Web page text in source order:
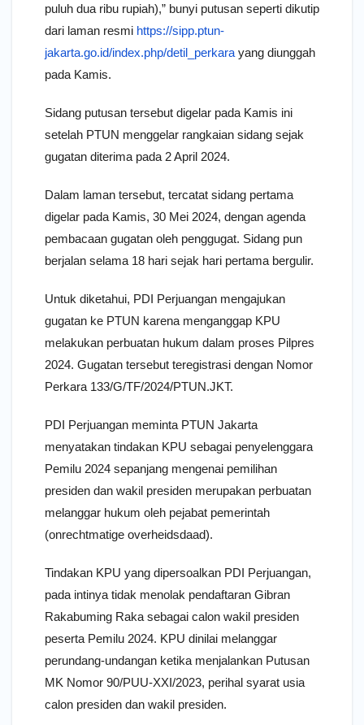
puluh dua ribu rupiah),” bunyi putusan seperti dikutip
dari laman resmi https://sipp.ptun-
jakarta.go.id/index.php/detil_perkara yang diunggah
pada Kamis.
Sidang putusan tersebut digelar pada Kamis ini
setelah PTUN menggelar rangkaian sidang sejak
gugatan diterima pada 2 April 2024.
Dalam laman tersebut, tercatat sidang pertama
digelar pada Kamis, 30 Mei 2024, dengan agenda
pembacaan gugatan oleh penggugat. Sidang pun
berjalan selama 18 hari sejak hari pertama bergulir.
Untuk diketahui, PDI Perjuangan mengajukan
gugatan ke PTUN karena menganggap KPU
melakukan perbuatan hukum dalam proses Pilpres
2024. Gugatan tersebut teregistrasi dengan Nomor
Perkara 133/G/TF/2024/PTUN.JKT.
PDI Perjuangan meminta PTUN Jakarta
menyatakan tindakan KPU sebagai penyelenggara
Pemilu 2024 sepanjang mengenai pemilihan
presiden dan wakil presiden merupakan perbuatan
melanggar hukum oleh pejabat pemerintah
(onrechtmatige overheidsdaad).
Tindakan KPU yang dipersoalkan PDI Perjuangan,
pada intinya tidak menolak pendaftaran Gibran
Rakabuming Raka sebagai calon wakil presiden
peserta Pemilu 2024. KPU dinilai melanggar
perundang-undangan ketika menjalankan Putusan
MK Nomor 90/PUU-XXI/2023, perihal syarat usia
calon presiden dan wakil presiden.